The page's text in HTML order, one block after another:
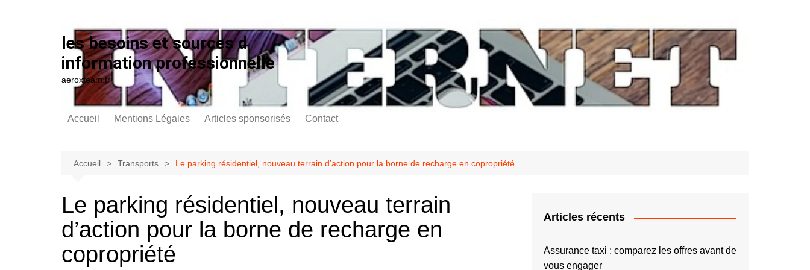
les besoins et sources d
information professionnelle
aeroxteam.fr
Accueil Mentions Légales Articles sponsorisés Contact
Accueil Transports Le parking résidentiel, nouveau terrain d’action pour la borne de recharge en copropriété
Le parking résidentiel, nouveau terrain
d’action pour la borne de recharge en
copropriété
Articles récents
Assurance taxi : comparez les offres avant de
vous engager